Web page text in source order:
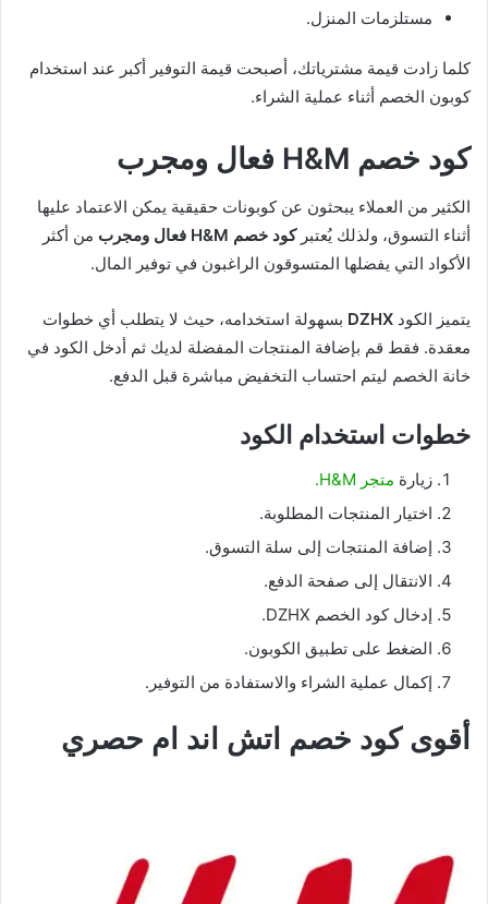
مستلزمات المنزل.
كلما زادت قيمة مشترياتك، أصبحت قيمة التوفير أكبر عند استخدام
كوبون الخصم أثناء عملية الشراء.
كود خصم H&M فعال ومجرب
الكثير من العملاء يبحثون عن كوبونات حقيقية يمكن الاعتماد عليها
أثناء التسوق، ولذلك يُعتبركود خصم H&M فعال ومجرب
من أكثر
الأكواد التي يفضلها المتسوقون الراغبون في توفير المال.
يتميز الكود DZHX بسهولة استخدامه، حيث لا يتطلب أي خطوات
معقدة. فقط قم بإضافة المنتجات المفضلة لديك ثم أدخل الكود في
خانة الخصم ليتم احتساب التخفيض مباشرة قبل الدفع.
خطوات استخدام الكود
زيارة متجر H&M.
اختيار المنتجات المطلوبة.
إضافة المنتجات إلى سلة التسوق.
الانتقال إلى صفحة الدفع.
إدخال كود الخصم DZHX.
الضغط على تطبيق الكوبون.
إكمال عملية الشراء والاستفادة من التوفير.
أقوى كود خصم اتش اند ام حصري